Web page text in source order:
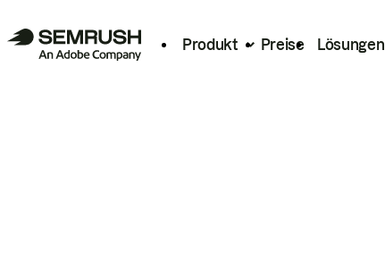
Produkt Preise Lösungen